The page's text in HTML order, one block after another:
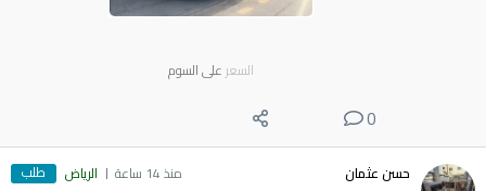
السعر على السوم
0
حسن عثمان منذ 14 ساعة الرياض طلب